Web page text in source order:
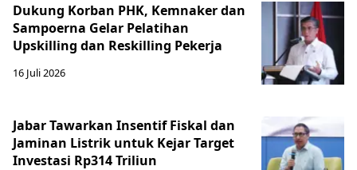
Dukung Korban PHK, Kemnaker dan
Sampoerna Gelar Pelatihan
Upskilling dan Reskilling Pekerja
16 Juli 2026
Jabar Tawarkan Insentif Fiskal dan
Jaminan Listrik untuk Kejar Target
Investasi Rp314 Triliun